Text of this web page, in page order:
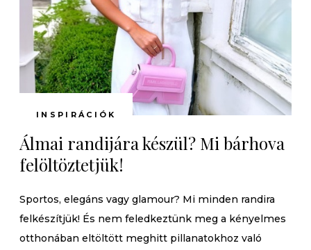
INSPIRÁCIÓK
Álmai randijára készül? Mi bárhova
felöltöztetjük!
Sportos, elegáns vagy glamour? Mi minden randira
felkészítjük! És nem feledkeztünk meg a kényelmes
otthonában eltöltött meghitt pillanatokhoz való